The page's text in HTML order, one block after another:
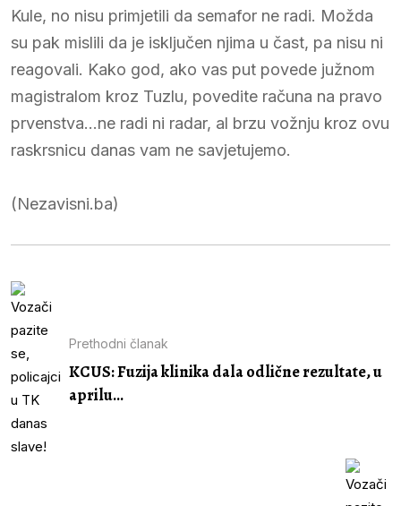
Kule, no nisu primjetili da semafor ne radi. Možda
su pak mislili da je isključen njima u čast, pa nisu ni
reagovali. Kako god, ako vas put povede južnom
magistralom kroz Tuzlu, povedite računa na pravo
prvenstva…ne radi ni radar, al brzu vožnju kroz ovu
raskrsnicu danas vam ne savjetujemo.
(Nezavisni.ba)
Prethodni članak
KCUS: Fuzija klinika dala odlične rezultate, u
aprilu...